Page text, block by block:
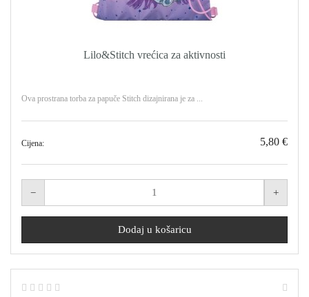
Lilo&Stitch vrećica za aktivnosti
Ova prostrana torba za papuče Stitch dizajnirana je za ...
Cijena: 5,80 €